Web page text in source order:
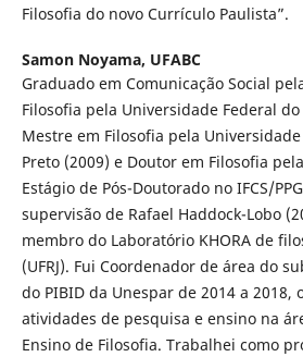
Filosofia do novo Currículo Paulista”.
Samon Noyama, UFABC
Graduado em Comunicação Social
Filosofia pela Universidade Federal do
Mestre em Filosofia pela
Preto (2009) e Doutor em Filosofia
Estágio de Pós-Doutorado no IFCS/
supervisão de Rafael Haddock-Lobo
membro do Laboratório KHORA de
(UFRJ). Fui Coordenador de área do
do PIBID da Unespar de 2014 a 2018,
atividades de pesquisa e ensino na
Ensino de Filosofia. Trabalhei como